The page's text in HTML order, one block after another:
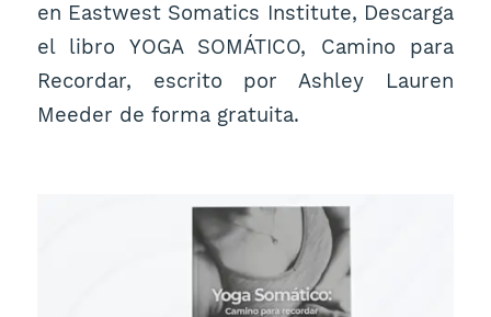
en Eastwest Somatics Institute, Descarga
el libro YOGA SOMÁTICO, Camino para
Recordar, escrito por Ashley Lauren
Meeder de forma gratuita.